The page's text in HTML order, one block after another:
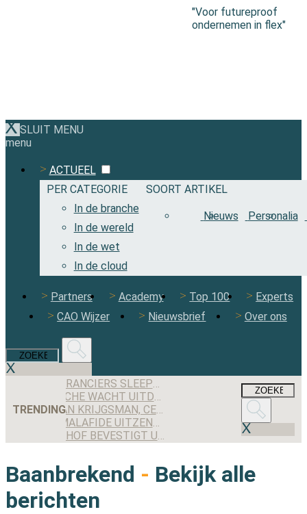
"Voor futureproof
ondernemen in flex"
SLUIT MENU
menu
ACTUEEL
PER CATEGORIE
In de branche
In de wereld
In de wet
In de cloud
SOORT ARTIKEL
Nieuws Personalia
Partners Academy Top 100
Experts
CAO Wijzer
Nieuwsbrief Over ons
TRENDING
DEZE LEVERANCIERS SLEEPTEN DE MEESTE AANBESTEDINGEN BINNEN IN 2025
FLEXBRANCHE WACHT UITDAGENDE TWEEDE HELFT VAN 2026 NA WISSELVALLIG EERSTE HALF JAAR
MAXIMILIAN KRIJGSMAN, CEO RGF STAFFING NEDERLAND: ‘WE GROEIEN EINDELIJK WEER STEVIG, MAAR IK BEN NOG LANG NIET TEVREDEN’
WORDEN MALAFIDE UITZENDERS NOG JARENLANG GEDOOGD DOOR DE OVERGANGSREGELING VAN DE WTTA?
GERECHTSHOF BEVESTIGT UITSPRAAK: UITZENDBUREAU MOET ALSNOG KWARTIER VOORBEREIDINGSTIJD SCHIPHOL-MEDEWERKER UITBETALEN
Baanbrekend - Bekijk alle
berichten